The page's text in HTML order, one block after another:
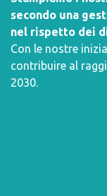
secondo una
nel rispetto dei
Con le nostre
contribuire al
2030.